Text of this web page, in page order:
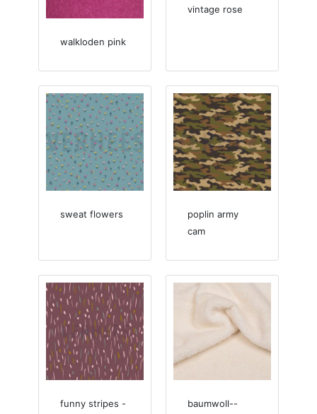
walkloden pink
vintage rose
sweat flowers
poplin army
cam
funny stripes -
baumwoll--